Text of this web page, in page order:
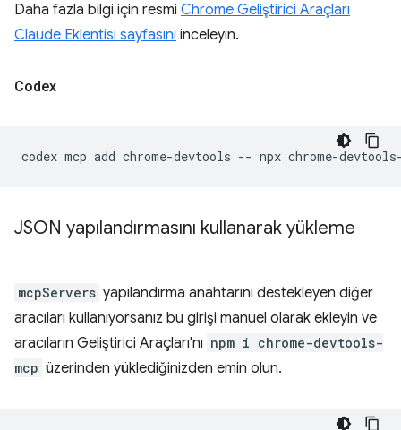
Daha fazla bilgi için resmi Chrome Geliştirici Araçları
Claude Eklentisi sayfasını inceleyin.
Codex
codex mcp add chrome-devtools -- npx
JSON yapılandırmasını kullanarak yükleme
mcpServers yapılandırma anahtarını destekleyen diğer
aracıları kullanıyorsanız bu girişi manuel olarak ekleyin ve
aracıların Geliştirici Araçları'nı npm i chrome-devtools-
mcp üzerinden yüklediğinizden emin olun.